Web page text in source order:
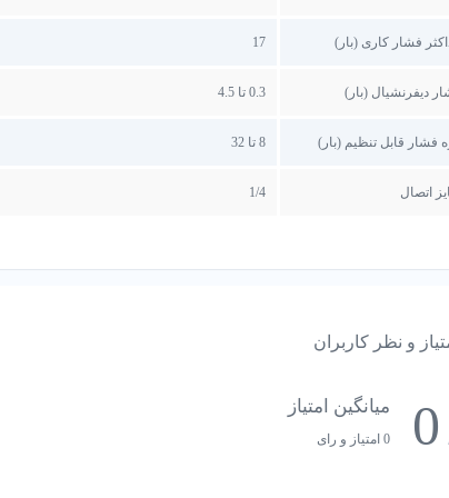
فشار کاری (بار) 17
دیفرنشیال (بار) 0.3 تا 4.5
فشار قابل تنظیم (بار) 8 تا 32
اتصال 1/4
و نظر کاربران
0 میانگین امتیاز
0 امتیاز و رای